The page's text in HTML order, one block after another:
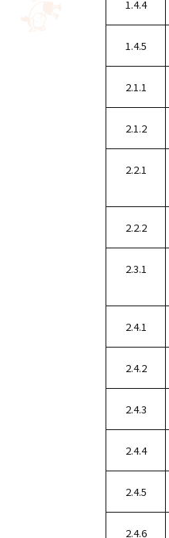
1.4.4
1.4.5
2.1.1
2.1.2
2.2.1
2.2.2
2.3.1
2.4.1
2.4.2
2.4.3
2.4.4
2.4.5
2.4.6